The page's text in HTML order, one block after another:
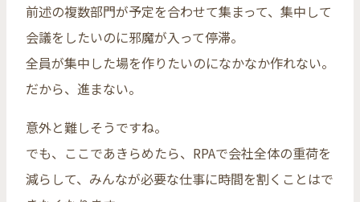
前述の複数部門が予定を合わせて集まって、集中して
会議をしたいのに邪魔が入って停滞。
全員が集中した場を作りたいのになかなか作れない。
だから、進まない。
意外と難しそうですね。
でも、ここであきらめたら、RPAで会社全体の重荷を
減らして、みんなが必要な仕事に時間を割くことはで